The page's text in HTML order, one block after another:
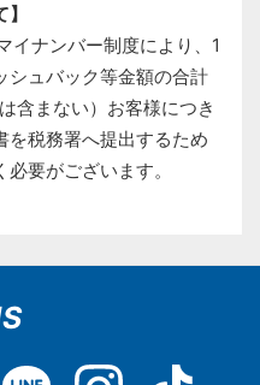
イナンバー制度により、1
シュバック等金額の合計
含まない）お客様につき
を税務署へ提出するため
要がございます。